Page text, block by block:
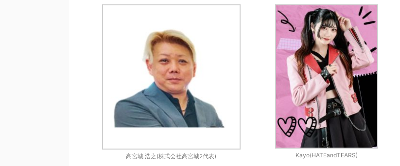
高宮城 浩之(株式会社高宮城2代表) Kayo(HATEandTEARS)